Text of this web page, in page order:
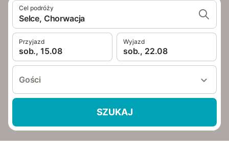
Cel podróży
Selce, Chorwacja
Przyjazd
sob., 15.08
Wyjazd
sob., 22.08
Gości
SZUKAJ